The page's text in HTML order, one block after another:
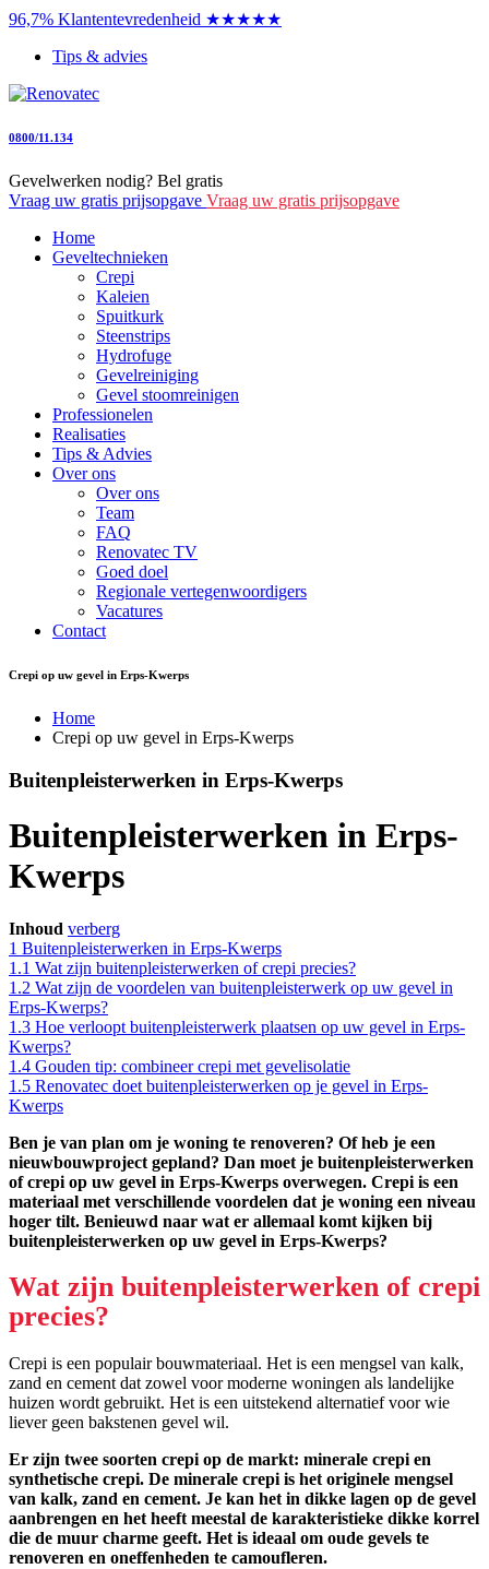
96,7% Klantentevredenheid ★★★★★
Tips & advies
0800/11.134
Gevelwerken nodig? Bel gratis
Vraag uw gratis prijsopgave Vraag uw gratis prijsopgave
Home
Geveltechnieken
Crepi
Kaleien
Spuitkurk
Steenstrips
Hydrofuge
Gevelreiniging
Gevel stoomreinigen
Professionelen
Realisaties
Tips & Advies
Over ons
Over ons
Team
FAQ
Renovatec TV
Goed doel
Regionale vertegenwoordigers
Vacatures
Contact
Crepi op uw gevel in Erps-Kwerps
Home
Crepi op uw gevel in Erps-Kwerps
Buitenpleisterwerken in Erps-Kwerps
Buitenpleisterwerken in Erps-
Kwerps
Inhoud verberg
1 Buitenpleisterwerken in Erps-Kwerps
1.1 Wat zijn buitenpleisterwerken of crepi precies?
1.2 Wat zijn de voordelen van buitenpleisterwerk op uw gevel in
Erps-Kwerps?
1.3 Hoe verloopt buitenpleisterwerk plaatsen op uw gevel in Erps-
Kwerps?
1.4 Gouden tip: combineer crepi met gevelisolatie
1.5 Renovatec doet buitenpleisterwerken op je gevel in Erps-
Kwerps
Ben je van plan om je woning te renoveren? Of heb je een
nieuwbouwproject gepland? Dan moet je buitenpleisterwerken
of crepi op uw gevel in Erps-Kwerps overwegen. Crepi is een
materiaal met verschillende voordelen dat je woning een niveau
hoger tilt. Benieuwd naar wat er allemaal komt kijken bij
buitenpleisterwerken op uw gevel in Erps-Kwerps?
Wat zijn buitenpleisterwerken of crepi
precies?
Crepi is een populair bouwmateriaal. Het is een mengsel van kalk,
zand en cement dat zowel voor moderne woningen als landelijke
huizen wordt gebruikt. Het is een uitstekend alternatief voor wie
liever geen bakstenen gevel wil.
Er zijn twee soorten crepi op de markt: minerale crepi en
synthetische crepi. De minerale crepi is het originele mengsel
van kalk, zand en cement. Je kan het in dikke lagen op de gevel
aanbrengen en het heeft meestal de karakteristieke dikke korrel
die de muur charme geeft. Het is ideaal om oude gevels te
renoveren en oneffenheden te camoufleren.